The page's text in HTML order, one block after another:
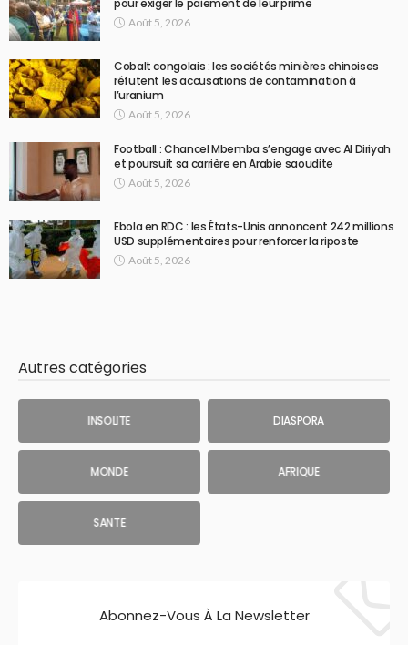
pour exiger le paiement de leur prime
Août 5, 2026
Cobalt congolais : les sociétés minières chinoises
réfutent les accusations de contamination à
l’uranium
Août 5, 2026
Football : Chancel Mbemba s’engage avec Al Diriyah
et poursuit sa carrière en Arabie saoudite
Août 5, 2026
Ebola en RDC : les États-Unis annoncent 242 millions
USD supplémentaires pour renforcer la riposte
Août 5, 2026
Autres catégories
INSOLITE DIASPORA
MONDE AFRIQUE
SANTE
Abonnez-Vous À La Newsletter